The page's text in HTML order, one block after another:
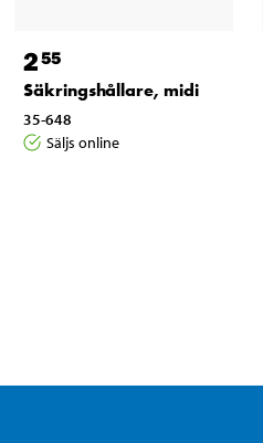
255
Säkringshållare, midi
35-648
Säljs online